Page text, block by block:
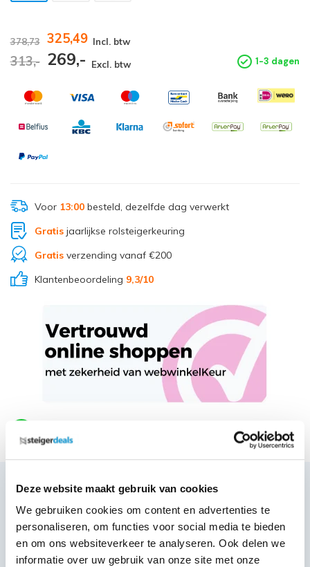
Deze website maakt gebruik van cookies
We gebruiken cookies om content en advertenties te
personaliseren, om functies voor social media te bieden
en om ons websiteverkeer te analyseren. Ook delen we
informatie over uw gebruik van onze site met onze
378,73 325,49 Incl. btw
313,- 269,- Excl. btw 1-3 dagen
Voor 13:00besteld, dezelfde dag verwerkt
Gratisjaarlijkse rolsteigerkeuring
Gratisverzending vanaf €200
Klantenbeoordeling 9,3/10
EuroScaffold 2800 Euro doorloopframe rechts 135-28-7 met
een optrede van 28 cm.